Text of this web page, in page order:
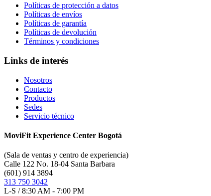
Políticas de protección a datos
Políticas de envíos
Políticas de garantía
Políticas de devolución
Términos y condiciones
Links de interés
Nosotros
Contacto
Productos
Sedes
Servicio técnico
MoviFit Experience Center Bogotá
(Sala de ventas y centro de experiencia)
Calle 122 No. 18-04 Santa Barbara
(601) 914 3894
313 750 3042
L-S / 8:30 AM - 7:00 PM